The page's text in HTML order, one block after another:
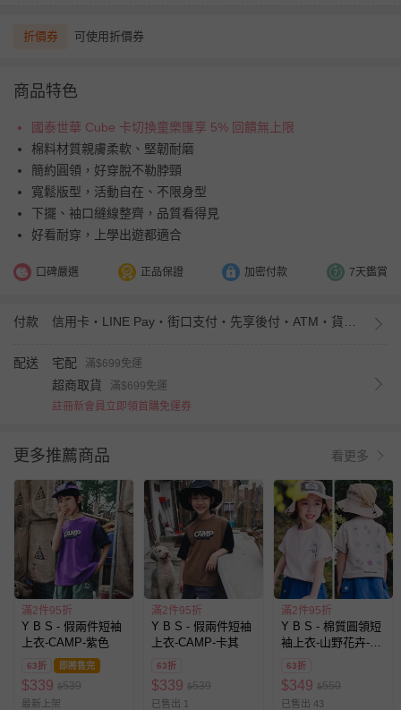
折價券 可使用折價券
商品特色
國泰世華 Cube 卡切換童樂匯享 5% 回饋無上限
棉料材質親膚柔軟、堅韌耐磨
簡約圓領，好穿脫不勒脖頸
寬鬆版型，活動自在、不限身型
下擺、袖口縫線整齊，品質看得見
好看耐穿，上學出遊都適合
口碑嚴選 正品保證 加密付款 7天鑑賞
付款
配送 宅配 滿$699免運
超商取貨
滿$699免運
註冊新會員立即領首購免運券
更多推薦商品 看更多
滿2件95折
Y B S - 假兩件短袖
上衣-CAMP-紫色
63折 即將售完
$339 $539
最新上架
滿2件95折
Y B S - 假兩件短袖
上衣-CAMP-卡其
63折
$339 $539
已售出 1
滿2件95折
Y B S - 棉質圓領短
袖上衣-山野花卉-杏
63折
$349 $550
已售出 43